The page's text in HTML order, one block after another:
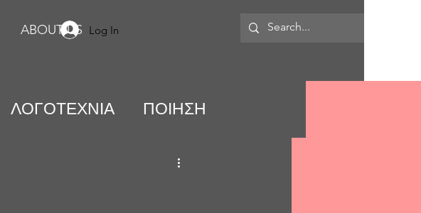
ABOUT US Log In
ΛΟΓΟΤΕΧΝΙΑ ΠΟΙΗΣΗ